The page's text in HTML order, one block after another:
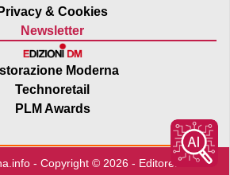
Privacy & Cookies
Newsletter
Moderna
Technoretail
PLM Awards
- Copyright © 2026 - Editore:Edra